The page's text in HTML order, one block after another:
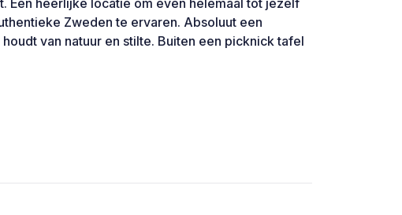
Zweden te ervaren. Absoluut een
van natuur en stilte. Buiten een picknick tafel